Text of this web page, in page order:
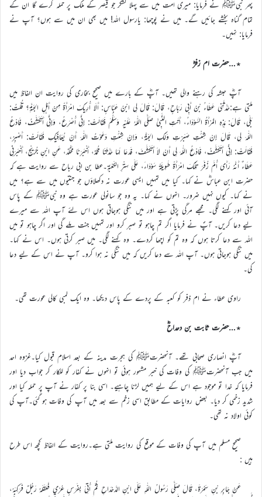
پھر نبیﷺ نے فرمایا: میری امت میں سے پہلا لشکر جو قیصر کے ملک پر حملہ کرے گا ان کے
تمام گناہ بخشے جائیں گے۔ میں نے پوچھا: یارسول اللہ! میں بھی ان میں سے ہوں؟ آپ نے
فرمایا: نہیں۔
٭…حضرت ام زفرؓ
آپؓ حبشہ کی رہنے والی تھیں۔ آپؓ کے بارے میں صحیح بخاری کی روایت ان الفاظ میں
ملتی ہے:حَدَّثَنِي عَطَاءُ بْنُ أَبِي رَبَاحٍ، قَالَ: قَالَ لِي ابْنُ عَبَّاسٍ: أَلَا أُرِيكَ امْرَأَةً مِنْ أَهْلِ الجَنَّةِ؟ قُلْتُ:
بَلَى، قَالَ: هَذِهِ المَرْأَةُ السَّوْدَاءُ، أَتَتِ النَّبِيَّ صَلَّى اللّٰهُ عَلَيْهِ وَسَلَّمَ فَقَالَتْ: إِنِّي أُصْرَعُ، وَإِنِّي أَتَكَشَّفُ، فَادْعُ
اللّٰهَ لِي، قَالَ إِنْ شِئْتِ صَبَرْتِ وَلَكِ الجَنَّةُ، وَإِنْ شِئْتِ دَعَوْتُ اللّٰهَ أَنْ يُعَافِيَكِ فَقَالَتْ: أَصْبِرُ،
فَقَالَتْ: إِنِّي أَتَكَشَّفُ، فَادْعُ اللّٰهَ لِي أَنْ لاَ أَتَكَشَّفَ، فَدَعَا لَهَا حَدَّثَنَا مُحَمَّدٌ، أَخْبَرَنَا مَخْلَدٌ، عَنِ ابْنِ جُرَيْجٍ، أَخْبَرَنِي
عَطَاءٌ أَنَّهُ رَأَى أُمَّ زُفَرَ تِلْكَ امْرَأَةً طَوِيلَةً سَوْدَاءَ، عَلَى سِتْرِ الكَعْبَةِ۔عطا بن ابی رباح سے روایت ہے کہ
حضرت ابن عباسؓ نے کہا۔ کیا میں تمہیں ایسی عورت نہ دکھلاؤں جو جنتیوں میں سے ہے؟ میں
نے کہا۔ کیوں نہیں ضرور۔ انہوں نے کہا۔ یہ وہ جو سانولی عورت ہے وہ نبیﷺ کے پاس
آئی اور کہنے لگی۔ مجھے مرگی پڑتی ہے اور میں ننگی ہوجاتی ہوں اس لئے آپ اللہ سے میرے
لیے دعا کریں۔ آپؐ نے فرمایا اگر تم چاہو تو صبر کرو اور تمہیں جنت ملے گی اور اگر چاہو تو میں
اللہ سے دعا کرتا ہوں کہ وہ تم کو اچھا کردے۔ وہ کہنے لگی۔ میں صبر کرتی ہوں۔ اس نے کہا۔
میں ننگی ہوجاتی ہوں۔ آپ اللہ سے دعا کریں کہ میں ننگی نہ ہوا کرو۔ آپ نے اس کے لیے دعا
کی۔
راوی عطاء نے ام ذفر کو کعبہ کے پردے کے پاس دیکھا۔ وہ ایک لمبی کالی عورت تھی۔
٭…حضرت ثابت بن دحداحؓ
آپؓ انصاری صحابی تھے۔ آنحضرتﷺ کی ہجرت مدینہ کے بعد اسلام قبول کیا۔غزوہ احد
میں جب آنحضرتﷺ کی وفات کی خبر مشہور ہوئی تو انہوں نے کفار کو للکار کر جواب دیا اور
فرمایا کہ خدا تو موجود ہے اس کے لیے ہمیں لڑنا چاہیے۔ اسی بنا پر کفار نے آپ پر حملہ کیا اور
شدید زخمی کر دیا۔ بعض روایات کے مطابق اسی زخم سے بعد میں آپ کی وفات ہو گئی۔آپ کی
کوئی اولاد نہ تھی۔
صحیح مسلم میں آپ کی وفات کے موقع کی روایت ملتی ہے۔روایت کے الفاظ کچھ اس طرح
ہیں :
عَنْ جَابِرِ بْنِ سَمُرَةَ، قَالَ صَلَّى رَسُولُ اللّٰهِ عَلَى ابْنِ الدَّحْدَاحِ ثُمَّ أُتِيَ بِفَرَسٍ عُرْيٍ فَعَقَلَهُ رَجُلٌ فَرَكِبَهُ،